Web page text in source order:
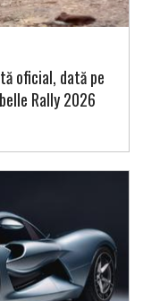
oficial, dată pe
Rally 2026